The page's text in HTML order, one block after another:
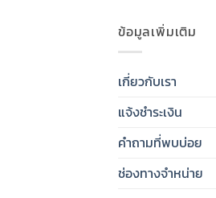
ข้อมูลเพิ่มเติม
เกี่ยวกับเรา
แจ้งชำระเงิน
คำถามที่พบบ่อย
ช่องทางจำหน่าย